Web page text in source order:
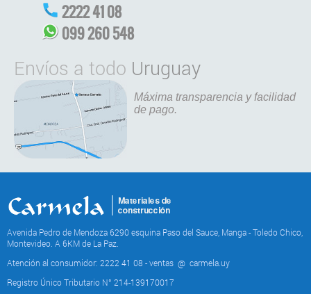
2222 41 08
099 260 548
Envíos a todo Uruguay
Máxima transparencia y facilidad
de pago.
Avenida Pedro de Mendoza 6290 esquina Paso del Sauce, Manga - Toledo Chico,
Montevideo. A 6KM de La Paz.
Atención al consumidor: 2222 41 08 - ventas @ carmela.uy
Registro Único Tributario N° 214-139170017